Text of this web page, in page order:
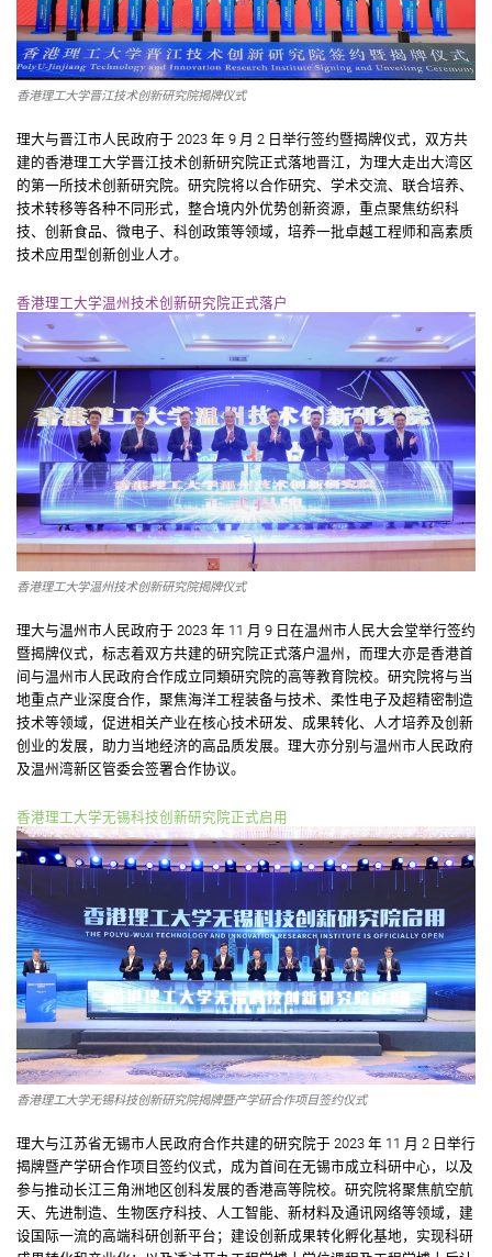
香港理工大学晋江技术创新研究院揭牌仪式
理大与晋江市人民政府于 2023 年 9 月 2 日举行签约暨揭牌仪式，双方共
建的香港理工大学晋江技术创新研究院正式落地晋江，为理大走出大湾区
的第一所技术创新研究院。研究院将以合作研究、学术交流、联合培养、
技术转移等各种不同形式，整合境内外优势创新资源，重点聚焦纺织科
技、创新食品、微电子、科创政策等领域，培养一批卓越工程师和高素质
技术应用型创新创业人才。
香港理工大学温州技术创新研究院正式落户
香港理工大学温州技术创新研究院揭牌仪式
理大与温州市人民政府于 2023 年 11 月 9 日在温州市人民大会堂举行签约
暨揭牌仪式，标志着双方共建的研究院正式落户温州，而理大亦是香港首
间与温州市人民政府合作成立同類研究院的高等教育院校。研究院将与当
地重点产业深度合作，聚焦海洋工程装备与技术、柔性电子及超精密制造
技术等领域，促进相关产业在核心技术研发、成果转化、人才培养及创新
创业的发展，助力当地经济的高品质发展。理大亦分别与温州市人民政府
及温州湾新区管委会签署合作协议。
香港理工大学无锡科技创新研究院正式启用
香港理工大学无锡科技创新研究院揭牌暨产学研合作项目签约仪式
理大与江苏省无锡市人民政府合作共建的研究院于 2023 年 11 月 2 日举行
揭牌暨产学研合作项目签约仪式，成为首间在无锡市成立科研中心，以及
参与推动长江三角洲地区创科发展的香港高等院校。研究院将聚焦航空航
天、先进制造、生物医疗科技、人工智能、新材料及通讯网络等领域，建
设国际一流的高端科研创新平台；建设创新成果转化孵化基地，实现科研